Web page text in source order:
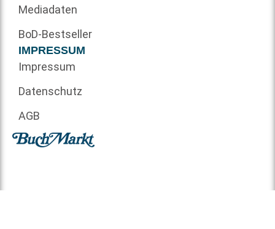
Mediadaten
BoD-Bestseller
IMPRESSUM
Impressum
Datenschutz
AGB